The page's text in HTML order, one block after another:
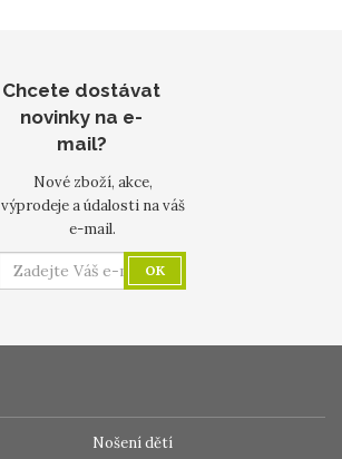
Chcete dostávat
novinky na e-
mail?
Nové zboží, akce,
výprodeje a údalosti na váš
e-mail.
OK
Nošení dětí